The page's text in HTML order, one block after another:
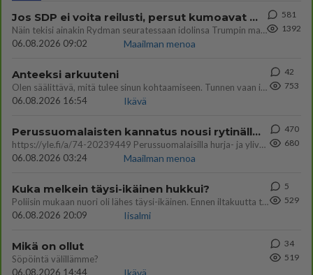
Jos SDP ei voita reilusti, persut kumoavat demokratian Suomesta
Näin tekisi ainakin Rydman seuratessaan idolinsa Trumpin mallia https://www.is.fi/politiikka/art-2000012187244.html
06.08.2026 09:02
Maailman menoa
581
1392
Anteeksi arkuuteni
Olen säälittävä, mitä tulee sinun kohtaamiseen. Tunnen vaan itseni todella epävarmaksi sun kanssa. Jos minun olisi pitän
06.08.2026 16:54
Ikävä
42
753
Perussuomalaisten kannatus nousi rytinällä Ylen tänään julkaisemassa tuoreimmassa gallup-kyselyssä.
https://yle.fi/a/74-20239449 Perussuomalaisilla hurja- ja ylivoimaisesti suurin nousu tässä uudessa Ylen gallupissa. Kyl
06.08.2026 03:24
Maailman menoa
470
680
Kuka melkein täysi-ikäinen hukkui?
Poliisin mukaan nuori oli lähes täysi-ikäinen. Ennen iltakuutta tulleen ilmoituksen mukaan ihminen oli joutunut mahdoll
06.08.2026 20:09
Iisalmi
5
529
Mikä on ollut
Söpöintä välillämme?
06.08.2026 14:44
Ikävä
34
519